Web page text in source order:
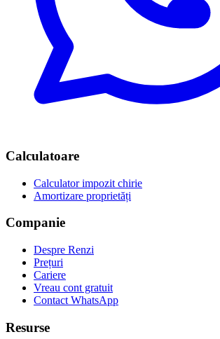
Calculatoare
Calculator impozit chirie
Amortizare proprietăți
Companie
Despre Renzi
Prețuri
Cariere
Vreau cont gratuit
Contact WhatsApp
Resurse